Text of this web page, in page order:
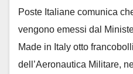
Poste Italiane comunica
vengono emessi dal
Made in Italy otto
dell’Aeronautica Militare,